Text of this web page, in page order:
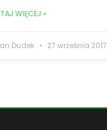
WIĘCEJ »
Dudek 27 września 2017